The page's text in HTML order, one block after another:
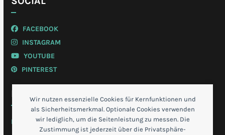
Wir nutzen essenzielle Cookies für Kernfunktionen und
als Sicherheitsmerkmal. Optionale Cookies verwenden
wir lediglich, um die Seitenleistung zu messen. Die
Zustimmung ist jederzeit über die Privatsphäre-
FACEBOOK
INSTAGRAM
YOUTUBE
PINTEREST
MEIN KONTO
LOGIN